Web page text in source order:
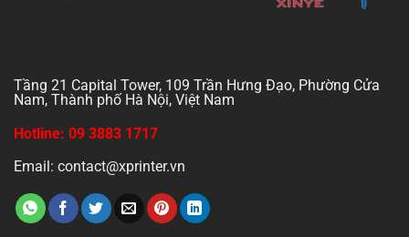
Tầng 21 Capital Tower, 109 Trần Hưng Đạo, Phường Cửa
Nam, Thành phố Hà Nội, Việt Nam
Hotline: 09 3883 1717
Email: contact@xprinter.vn